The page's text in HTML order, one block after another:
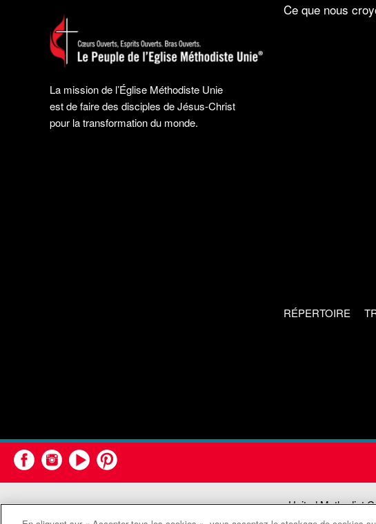
La mission de l’Église Méthodiste Unie
est de faire des disciples de Jésus-Christ
pour la transformation du monde.
Ce que nous
RÉPERTOIRE
United Methodist